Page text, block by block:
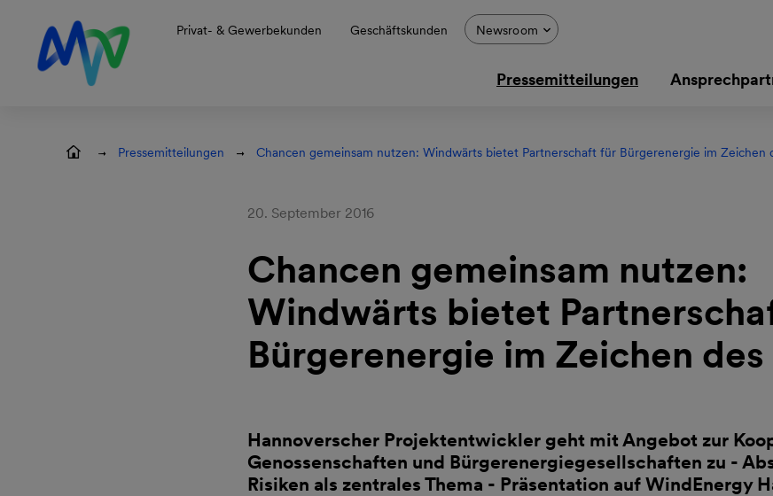
Zur Hauptnavigation springen
Zum Hauptinhalt springen
Zur Footernavigation springen
Privat- & Gewerbekunden Geschäftskunden Newsroom
Pressemitteilungen
Pressemitteilungen Chancen gemeinsam nutzen: Windwärts bietet Partnerschaft für Bürgerenergie im Zeichen
20. September 2016
Chancen gemeinsam nutzen:
Windwärts bietet
Bürgerenergie im Zeichen des
Hannoverscher Projektentwickler geht mit Angebot zur
Genossenschaften und Bürgerenergiegesellschaften zu -
Risiken als zentrales Thema - Präsentation auf WindEnergy